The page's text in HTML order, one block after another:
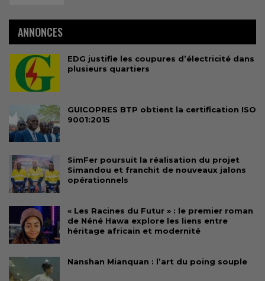
ANNONCES
EDG justifie les coupures d’électricité dans
plusieurs quartiers
GUICOPRES BTP obtient la certification ISO
9001:2015
SimFer poursuit la réalisation du projet
Simandou et franchit de nouveaux jalons
opérationnels
« Les Racines du Futur » : le premier roman
de Néné Hawa explore les liens entre
héritage africain et modernité
Nanshan Mianquan : l’art du poing souple